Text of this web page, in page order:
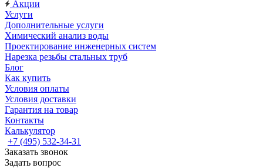
Акции
Услуги
Дополнительные услуги
Химический анализ воды
Проектирование инженерных систем
Нарезка резьбы стальных труб
Блог
Как купить
Условия оплаты
Условия доставки
Гарантия на товар
Контакты
Калькулятор
+7 (495) 532‑34‑31
Заказать звонок
Задать вопрос